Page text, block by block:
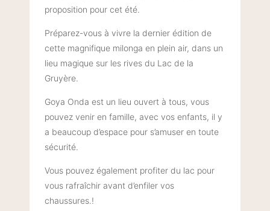
proposition pour cet été.
Préparez-vous à vivre la dernier édition de
cette magnifique milonga en plein air, dans un
lieu magique sur les rives du Lac de la
Gruyère.
Goya Onda est un lieu ouvert à tous, vous
pouvez venir en famille, avec vos enfants, il y
a beaucoup d’espace pour s’amuser en toute
sécurité.
Vous pouvez également profiter du lac pour
vous rafraîchir avant d’enfiler vos
chaussures.!